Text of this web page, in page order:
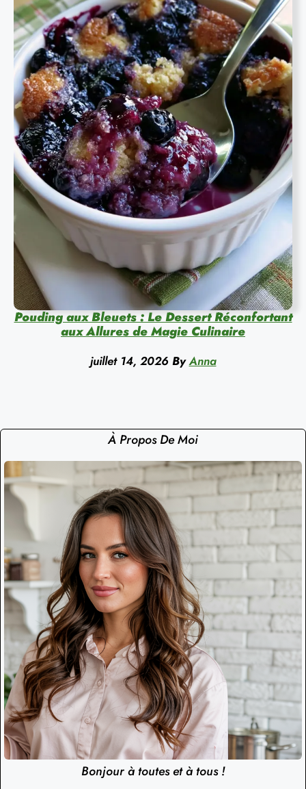
Pouding aux Bleuets : Le Dessert Réconfortant
aux Allures de Magie Culinaire
juillet 14, 2026 By Anna
À Propos De Moi
Bonjour à toutes et à tous !